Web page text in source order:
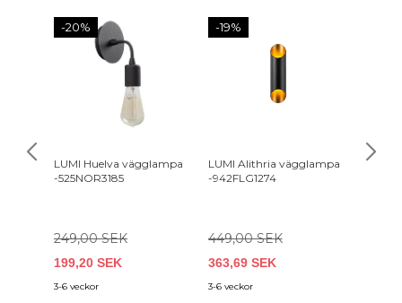
-20%
LUMI Huelva vägglampa
-525NOR3185
249,00 SEK
199,20 SEK
3-6 veckor
-19%
LUMI Alithria vägglampa
-942FLG1274
449,00 SEK
363,69 SEK
3-6 veckor
LUMI